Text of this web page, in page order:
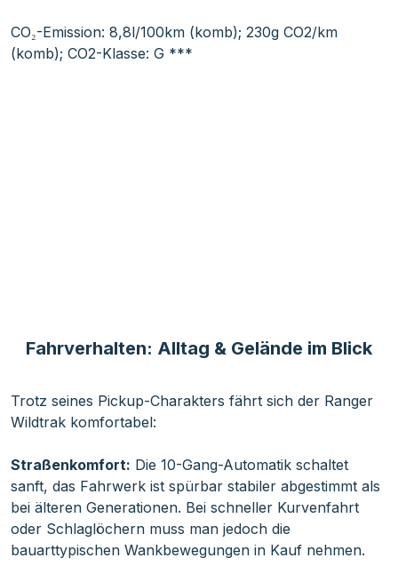
CO₂-Emission: 8,8l/100km (komb); 230g CO2/km
(komb); CO2-Klasse: G ***
Fahrverhalten: Alltag & Gelände im Blick
Trotz seines Pickup-Charakters fährt sich der Ranger
Wildtrak komfortabel:
Straßenkomfort: Die 10-Gang-Automatik schaltet
sanft, das Fahrwerk ist spürbar stabiler abgestimmt als
bei älteren Generationen. Bei schneller Kurvenfahrt
oder Schlaglöchern muss man jedoch die
bauarttypischen Wankbewegungen in Kauf nehmen.